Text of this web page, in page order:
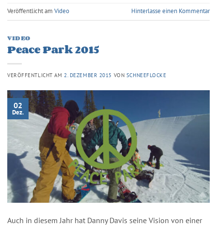
Veröffentlicht am Video Hinterlasse einen Kommentar
VIDEO
Peace Park 2015
VERÖFFENTLICHT AM 2. DEZEMBER 2015 VON SCHNEEFLOCKE
02
Dez.
Auch in diesem Jahr hat Danny Davis seine Vision von einer